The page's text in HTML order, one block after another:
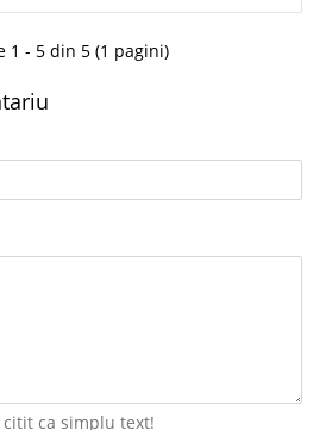
1 - 5 din 5 (1 pagini)
citit ca simplu text!